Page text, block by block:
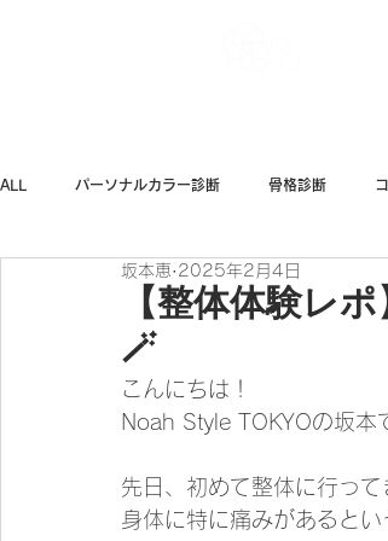
ALL パーソナルカラー診断 骨格診断
ファッション
【整体体験レ
🪄︎︎
坂本恵 2025年2月4日
こんにちは！
Noah Style TOKYOの坂本
先日、初めて整体に行って
身体に特に痛みがあると